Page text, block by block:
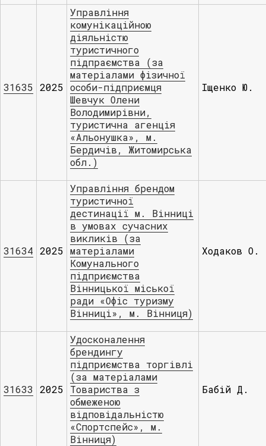
31635 2025
Управління
комунікаційною
діяльністю
туристичного
підпраємства (за
матеріалами фізичної
особи-підприємця
Шевчук Олени
Володимирівни,
туристична агенція
«Альонушка», м.
Бердичів, Житомирська
обл.)
Іщенко Ю.
31634 2025
Управління брендом
туристичної
дестинації м. Вінниці
в умовах сучасних
викликів (за
матеріалами
Комунального
підприємства
Вінницької міської
ради «Офіс туризму
Вінниці», м. Вінниця)
Ходаков О.
31633 2025
Удосконалення
брендингу
підприємства торгівлі
(за матеріалами
Товариства з
обмеженою
відповідальністю
«Спортспейс», м.
Вінниця)
Бабій Д.